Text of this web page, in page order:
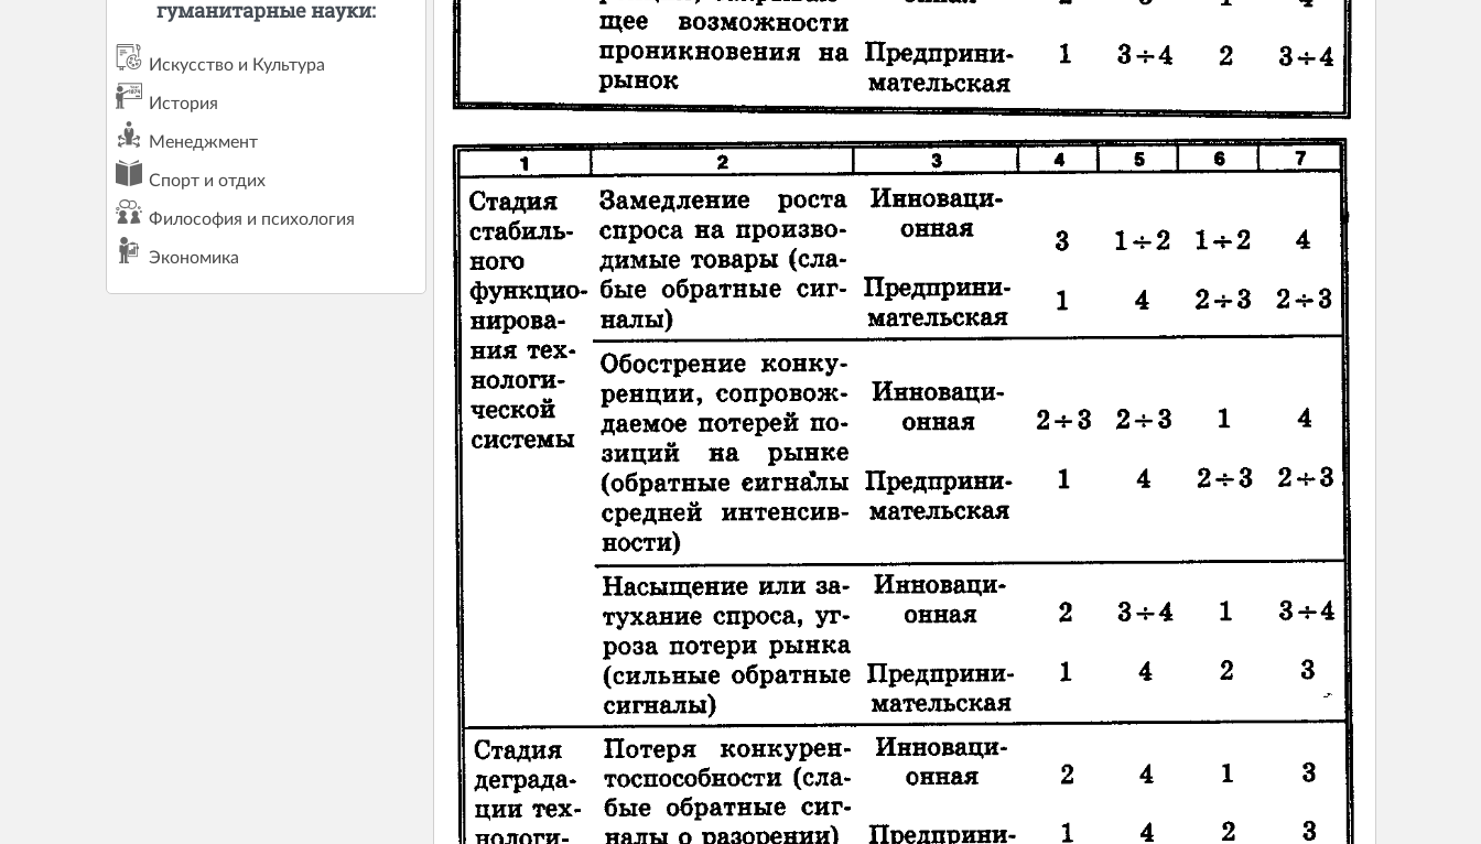
гуманитарные науки:
Искусство и Культура
История
Менеджмент
Спорт и отдих
Философия и психология
Экономика